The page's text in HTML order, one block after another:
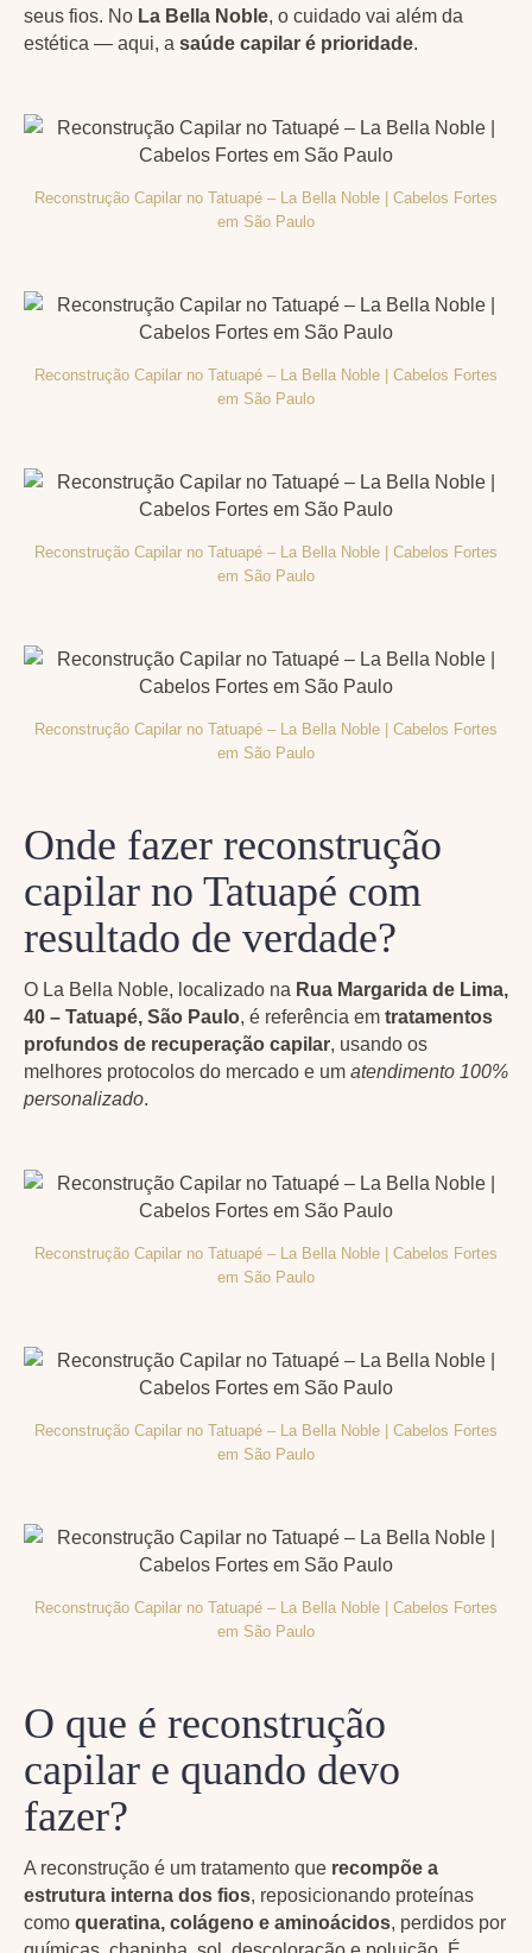
seus fios. No La Bella Noble, o cuidado vai além da
estética — aqui, a saúde capilar é prioridade.
Reconstrução Capilar no Tatuapé – La Bella Noble | Cabelos Fortes
em São Paulo
Reconstrução Capilar no Tatuapé – La Bella Noble | Cabelos Fortes
em São Paulo
Reconstrução Capilar no Tatuapé – La Bella Noble | Cabelos Fortes
em São Paulo
Reconstrução Capilar no Tatuapé – La Bella Noble | Cabelos Fortes
em São Paulo
Onde fazer reconstrução
capilar no Tatuapé com
resultado de verdade?
O La Bella Noble, localizado na Rua Margarida de Lima,
40 – Tatuapé, São Paulo, é referência em tratamentos
profundos de recuperação capilar, usando os
melhores protocolos do mercado e um atendimento 100%
personalizado.
Reconstrução Capilar no Tatuapé – La Bella Noble | Cabelos Fortes
em São Paulo
Reconstrução Capilar no Tatuapé – La Bella Noble | Cabelos Fortes
em São Paulo
Reconstrução Capilar no Tatuapé – La Bella Noble | Cabelos Fortes
em São Paulo
O que é reconstrução
capilar e quando devo
fazer?
A reconstrução é um tratamento que recompõe a
estrutura interna dos fios, reposicionando proteínas
como queratina, colágeno e aminoácidos, perdidos por